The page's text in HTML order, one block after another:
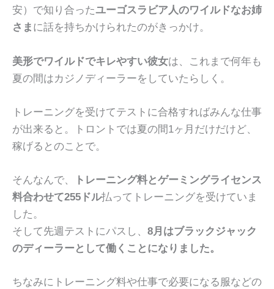
安）で知り合ったユーゴスラビア人のワイルドなお姉
さま に話を持ちかけられたのがきっかけ。
美形でワイルドでキレやすい彼女は、これまで何年も
夏の間はカジノディーラーをしていたらしく。
トレーニングを受けてテストに合格すればみんな仕事
が出来ると。トロントでは夏の間1ヶ月だけだけど、
稼げるとのことで。
そんなんで、
トレーニング料とゲーミングライセンス
料合わせて255ドル払ってトレーニングを受けていま
した。
そして先週テストにパスし、 8月はブラックジャック
のディーラーとして働くことになりました。
ちなみにトレーニング料や仕事で必要になる服などの